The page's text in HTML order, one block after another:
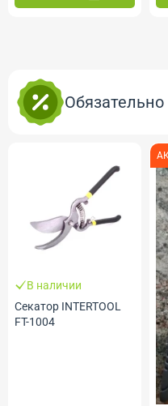
В наличии
Секатор INTERTOOL
FT-1004